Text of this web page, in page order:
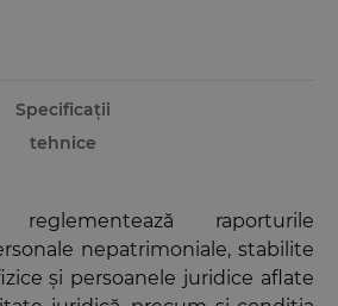
Specificații
tehnice
raporturile
nepatrimoniale, stabilite
și persoanele juridice aflate